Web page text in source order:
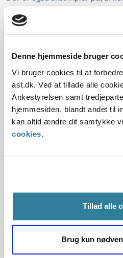
Denne hjemmeside bruger
Vi bruger cookies til at
ast.dk. Ved at tillade alle
Ankestyrelsen samt
hjemmesiden, blandt andet til
kan altid ændre dit samtykke
cookies.
Tillad alle
Brug kun
aktivitetsparat borger ikke skal
rådighedsforpligtelse,
blive ændret, da det er en
kommunen har foretaget
Opfølgning på
undersøgelsen
deltagende kommuner et
sanktionsområdet.
om at behandle
kommunens praksis på et
enkelt kommune er desuden